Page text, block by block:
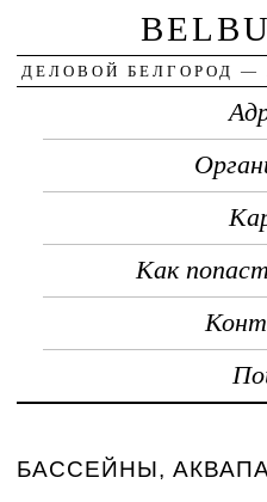
ДЕЛОВОЙ БЕЛГОРОД —
Как
БАССЕЙНЫ,